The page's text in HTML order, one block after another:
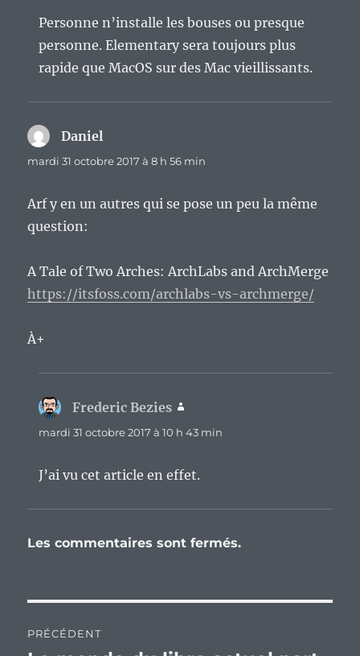
Personne n’installe les bouses ou presque
personne. Elementary sera toujours plus
rapide que MacOS sur des Mac vieillissants.
Daniel
mardi 31 octobre 2017 à 8 h 56 min
Arf y en un autres qui se pose un peu la même
question:
A Tale of Two Arches: ArchLabs and ArchMerge
https://itsfoss.com/archlabs-vs-archmerge/
À+
Frederic Bezies
mardi 31 octobre 2017 à 10 h 43 min
J’ai vu cet article en effet.
Les commentaires sont fermés.
PRÉCÉDENT